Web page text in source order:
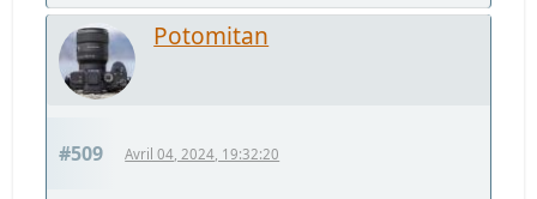
Potomitan
#509 Avril 04, 2024, 19:32:20